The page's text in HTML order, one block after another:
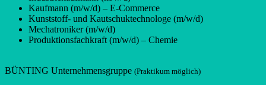
Kaufmann (m/w/d) – E-Commerce
Kunststoff- und Kautschuktechnologe (m/w/d)
Mechatroniker (m/w/d)
Produktionsfachkraft (m/w/d) – Chemie
BÜNTING Unternehmensgruppe (Praktikum möglich)